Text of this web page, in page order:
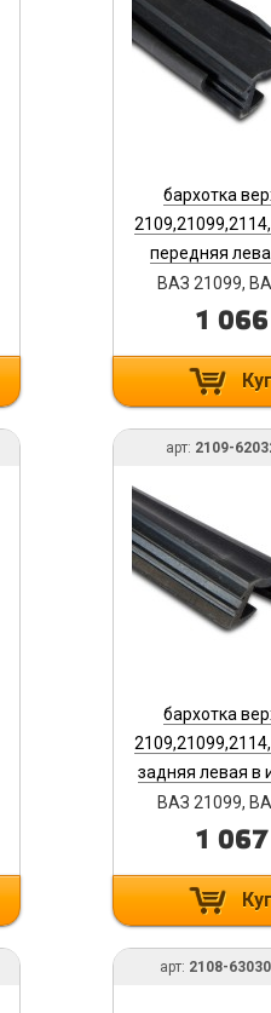
бархотка
передняя
упак. 2109-
ВАЗ 21099,
1
арт: 2109-
бархотка
задняя левая в
2109-
ВАЗ 21099,
1
арт: 2108-